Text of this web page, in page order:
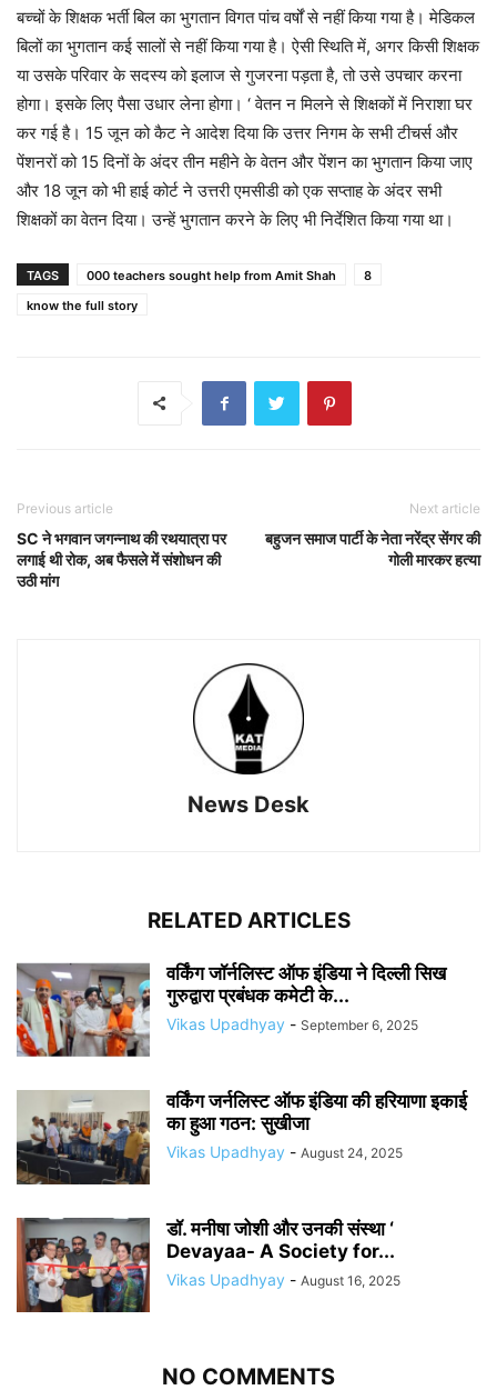
बच्चों के शिक्षक भर्ती बिल का भुगतान विगत पांच वर्षों से नहीं किया गया है। मेडिकल
बिलों का भुगतान कई सालों से नहीं किया गया है। ऐसी स्थिति में, अगर किसी शिक्षक
या उसके परिवार के सदस्य को इलाज से गुजरना पड़ता है,तो उसे उपचार करना
होगा। इसके लिए पैसा उधार लेना होगा। ‘वेतन न मिलने से शिक्षकों में निराशा घर
कर गई है। 15 जून को कैट ने आदेश दिया कि उत्तर निगम के सभी टीचर्स और
पेंशनरों को 15 दिनों के अंदर तीन महीने के वेतन और पेंशन का भुगतान किया जाए
और 18जून को भी हाई कोर्ट ने उत्तरी एमसीडी को एक सप्ताह के अंदर सभी
शिक्षकों का वेतन दिया। उन्हें भुगतान करने के लिए भी निर्देशित किया गया था।
TAGS 000 teachers sought help from Amit Shah
8
know the full story
Previous article
SC ने भगवान जगन्नाथ की रथयात्रा पर
लगाई थी रोक, अब फैसले में संशोधन की
उठी मांग
Next article
बहुजन समाज पार्टी के नेता नरेंद्र सेंगर की
गोली मारकर हत्या
News Desk
RELATED ARTICLES
वर्किंग जॉर्नलिस्ट ऑफ इंडिया ने दिल्ली सिख
गुरुद्वारा प्रबंधक कमेटी के...
Vikas Upadhyay - September 6, 2025
वर्किंग जर्नलिस्ट ऑफ इंडिया की हरियाणा इकाई
का हुआ गठन: सुखीजा
Vikas Upadhyay - August 24, 2025
डॉ. मनीषा जोशी और उनकी संस्था ‘
Devayaa- A Society for...
Vikas Upadhyay - August 16, 2025
NO COMMENTS